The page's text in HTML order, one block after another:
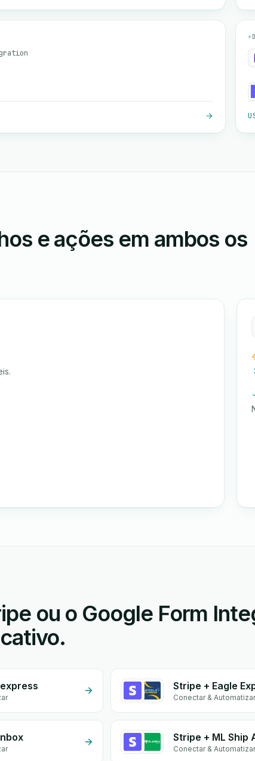
⚡
e ações em ambos os
ou o Google Form
Stripe + Eagle
Conectar & Automatizar
Stripe + ML Ship
Conectar & Automatizar